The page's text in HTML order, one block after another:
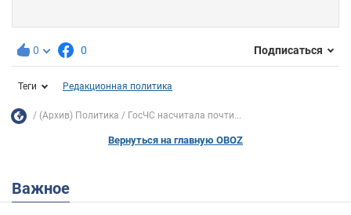
0 0 Подписаться
Теги Редакционная политика
(Архив) Политика ГосЧС насчитала почти...
Вернуться на главную OBOZ
Важное